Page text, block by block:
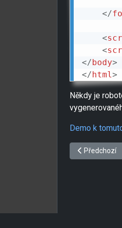
</
<
<
</ body>
</ html>
Někdy je
Demo k
Předchozí
Předchozí